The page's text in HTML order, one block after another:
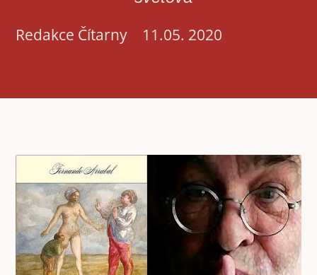
Redakce Čítarny 11.05. 2020